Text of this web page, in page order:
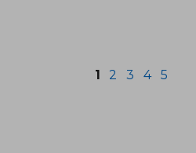
1 2 3 4 5